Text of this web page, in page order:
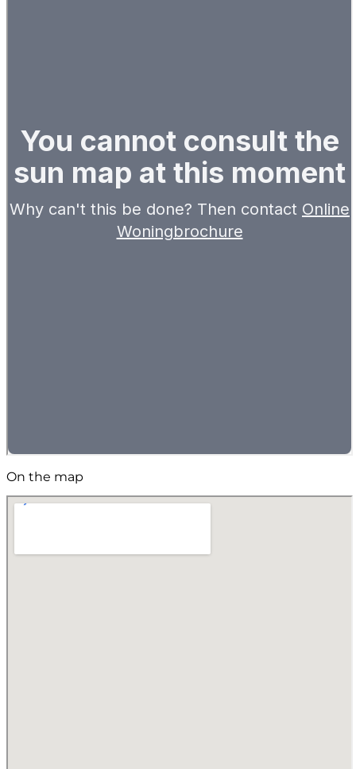
On the map